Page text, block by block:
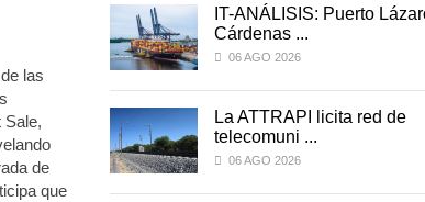
las
Sale,
de
que
IT-ANÁLISIS: Puerto
Cárdenas ...
06 AGO 2026
La ATTRAPI licita red de
telecomuni ...
06 AGO 2026